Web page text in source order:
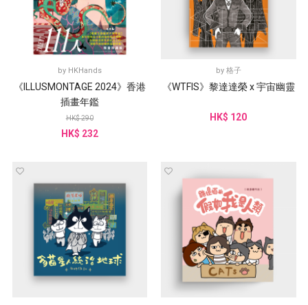
by HKHands
《ILLUSMONTAGE 2024》香港
插畫年鑑
HK$ 290
HK$ 232
by 格子
《WTFIS》黎達達榮 x 宇宙幽靈
HK$ 120